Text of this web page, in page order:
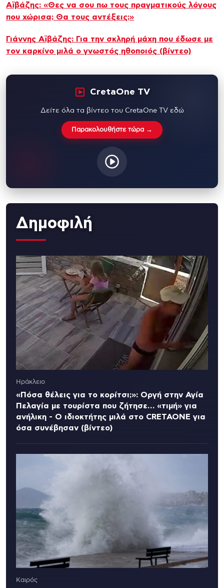
Αϊβάζης: «Θες να σου πω τους πραγματικούς λόγους
που χώρισα; Θα τους αντέξεις;»
Γιάννης Αϊβάζης: Για την σκληρή μάχη που έδωσε με
τον καρκίνο μιλά ο γνωστός ηθοποιός (βίντεο)
CretaOne TV
Δείτε όλα τα βίντεο του CretaOne TV εδώ
Παρακολουθήστε τώρα →
Δημοφιλή
Ηράκλειο
«Πόσα θέλεις για το κορίτσι;»: Οργή στην Αγία
Πελαγία με τουρίστα που ζήτησε… «τιμή» για
ανήλικη - Ο ιδιοκτήτης μιλά στο CRETAONE για
όσα συνέβησαν (βίντεο)
Καιρός